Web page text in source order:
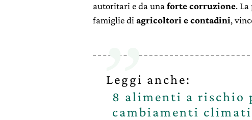
autoritari e da una forte corruzione.
famiglie di agricoltori e contadini,
Leggi anche:
8 alimenti a rischio
cambiamenti